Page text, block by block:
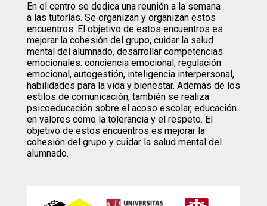
En el centro se dedica una reunión a la semana
a las tutorías. Se organizan y organizan estos
encuentros. El objetivo de estos encuentros es
mejorar la cohesión del grupo, cuidar la salud
mental del alumnado, desarrollar competencias
emocionales: conciencia emocional, regulación
emocional, autogestión, inteligencia interpersonal,
habilidades para la vida y bienestar. Además de los
estilos de comunicación, también se realiza
psicoeducación sobre el acoso escolar, educación
en valores como la tolerancia y el respeto. El
objetivo de estos encuentros es mejorar la
cohesión del grupo y cuidar la salud mental del
alumnado.